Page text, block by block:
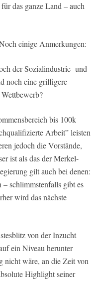
das ganze Land – auch
einige Anmerkungen:
der Sozialindustrie- und
noch eine griffigere
bis 100k
Arbeit” leisten
jedoch die Vorstände,
ist als das der Merkel-
gilt auch bei denen:
schlimmstenfalls gibt es
wird das nächste
von der Inzucht
ein Niveau herunter
nicht wäre, an die Zeit von
Highlight seiner